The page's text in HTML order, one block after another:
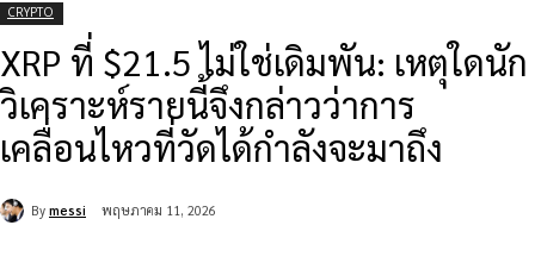
CRYPTO
XRP ที่ $21.5 ไม่ใช่เดิมพัน: เหตุใดนัก
วิเคราะห์รายนี้จึงกล่าวว่าการ
เคลื่อนไหวที่วัดได้กำลังจะมาถึง
By messi พฤษภาคม 11, 2026